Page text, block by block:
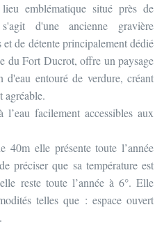
emblématique situé près de
d'une ancienne gravière
de détente principalement dédié
du Fort Ducrot, offre un paysage
d'eau entouré de verdure, créant
agréable.
facilement accessibles aux
40m elle présente toute l’année
préciser que sa température est
reste toute l’année à 6°. Elle
telles que : espace ouvert